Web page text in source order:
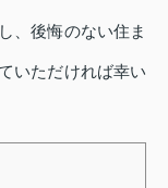
、後悔のない住ま
いただければ幸い